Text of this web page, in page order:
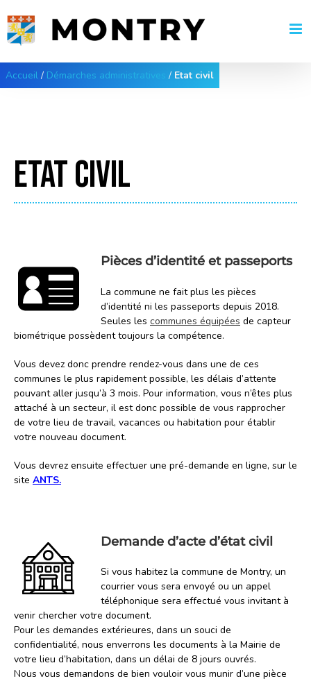
au
contenu
Accueil / Démarches administratives / Etat civil
ETAT CIVIL
Pièces d’identité et passeports
La commune ne fait plus les pièces
d’identité ni les passeports depuis 2018.
Seules les communes équipées de capteur
biométrique possèdent toujours la compétence.
Vous devez donc prendre rendez-vous dans une de ces
communes le plus rapidement possible, les délais d’attente
pouvant aller jusqu’à 3 mois. Pour information, vous n’êtes plus
attaché à un secteur, il est donc possible de vous rapprocher
de votre lieu de travail, vacances ou habitation pour établir
votre nouveau document.
Vous devrez ensuite effectuer une pré-demande en ligne, sur le
site ANTS.
Demande d’acte d’état civil
Si vous habitez la commune de Montry, un
courrier vous sera envoyé ou un appel
téléphonique sera effectué vous invitant à
venir chercher votre document.
Pour les demandes extérieures, dans un souci de
confidentialité, nous enverrons les documents à la Mairie de
votre lieu d’habitation, dans un délai de 8 jours ouvrés.
Nous vous demandons de bien vouloir vous munir d’une pièce